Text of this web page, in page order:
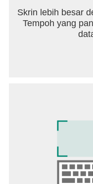
Skrin lebih besar
Tempoh yang